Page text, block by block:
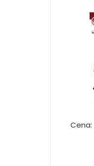
Cena: